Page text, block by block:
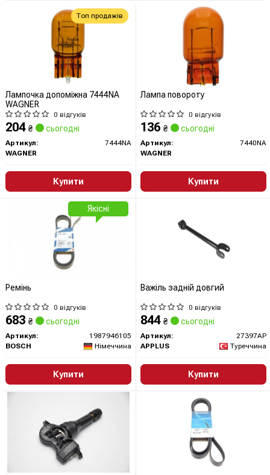
Лампочка допоміжна 7444NA
WAGNER
0 відгуків
204 ₴ сьогодні
Артикул:
7444NA
WAGNER
Купити
Топ продажів
Лампа повороту
0 відгуків
136 ₴ сьогодні
Артикул:
7440NA
WAGNER
Купити
Ремінь
0 відгуків
683 ₴ сьогодні
Артикул:
1987946105
BOSCH
Німеччина
Купити
Якісні
Важіль задній довгий
0 відгуків
844 ₴ сьогодні
Артикул:
27397AP
APPLUS
Туреччина
Купити